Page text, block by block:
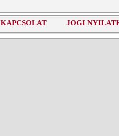
KAPCSOLAT JOGI